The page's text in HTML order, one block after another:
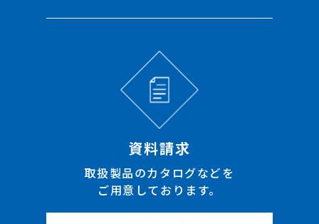
資料請求
取扱製品のカタログなどを
ご用意しております。